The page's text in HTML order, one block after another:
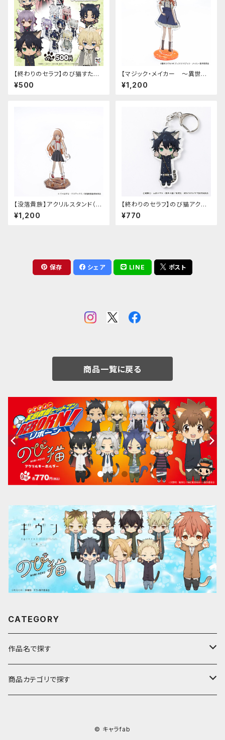
【終わりのセラフ】のび猫すたん
だっぷ
¥500
【マジック・メイカー ～異世界
魔法の作り方～】アクリルスタン
ド（マリー）
¥1,200
【没落貴族】アクリルスタンド（少
女ラードーン）
¥1,200
【終わりのセラフ】のび猫アクリ
ルキーホルダー（百夜優一郎）
¥770
保存 シェア LINE ポスト
商品一覧に戻る
CATEGORY
作品名で探す
ア行
商品カテゴリで探す
© キャラfab